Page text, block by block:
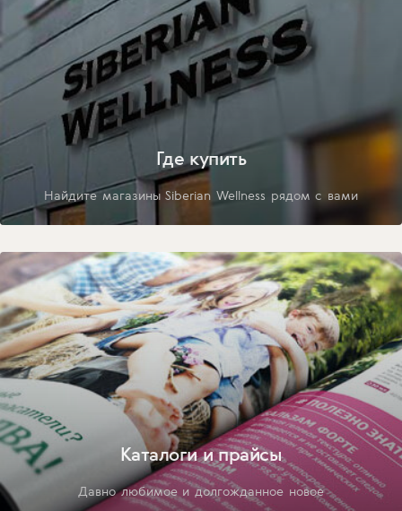
Где купить
Найдите магазины Siberian Wellness рядом с вами
Каталоги и прайсы
Давно любимое и долгожданное новое